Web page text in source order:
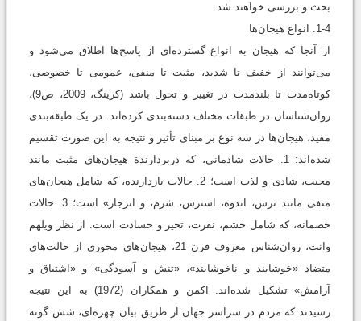
بحث و بررسی خواهند شد.
1-4. انواع هیجان‌ها
از آنجا که هیجان به انواع گسترده‌ای از پاسخ‌ها اطلاق می‌شود و
می‌توانند از خفیف تا شدید، مثبت تا منفی، عمومی تا خصوصی،
کوتاه‌مدت تا بلندمدت در تغییر و تحول باشد (کرینگ، 2009، ص9)،
روان‌شناسان در طبقات مختلف دسته‌بندی کرده‌اند. در یک طبقه‌بندی
مفید، هیجان‌ها در سه نوع بر مبنای تأثیر و نتیجه‌ به این صورت تقسيم
‌شده‌اند: 1. حالات شادمانی، که دربردارندة هیجان‌های مثبت مانند
محبت، شادی و لذت است؛ 2. حالات بازدارنده، که شامل هیجان‌های
منفی مانند ترس، اندوه، استرس، شرم، و انزجار» است؛ 3. حالات
خصمانه، که شامل خشم، نفرت، تحیر و حسادت است. از نظر ویلهم
وانت، روان‌شناس معروف قرن 21، هیجان‌های محوری از حالت‌های
متضاد «خوشایند و ناخوشایند»، «تنش و آسودگی» و «اشتیاق و
آرامش» تشکیل ‌شده‌اند. اکمن و همکاران (1972) به این نتيجه
رسیدند که مردم در سراسر جهان از طریق بیان چهره‌ای، شش گونه